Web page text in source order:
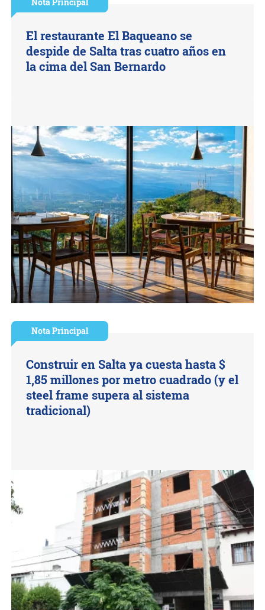
El restaurante El Baqueano se
despide de Salta tras cuatro años en
la cima del San Bernardo
Nota Principal
Construir en Salta ya cuesta hasta $
1,85 millones por metro cuadrado (y el
steel frame supera al sistema
tradicional)